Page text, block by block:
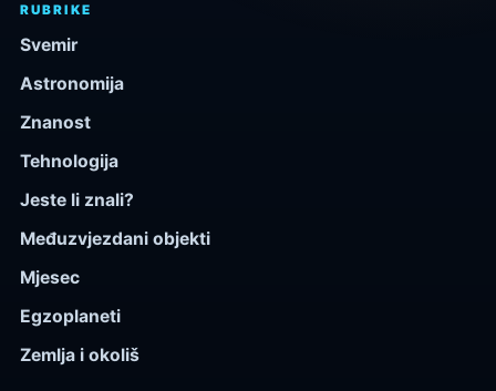
RUBRIKE
Svemir
Astronomija
Znanost
Tehnologija
Jeste li znali?
Međuzvjezdani objekti
Mjesec
Egzoplaneti
Zemlja i okoliš